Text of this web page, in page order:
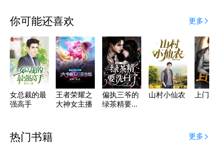
你可能还喜欢 更多
女总裁的最
强高手
王者荣耀之
大神女主播
偏执三爷的
绿茶精要洗
山村小仙农 上门狂
热门书籍 更多